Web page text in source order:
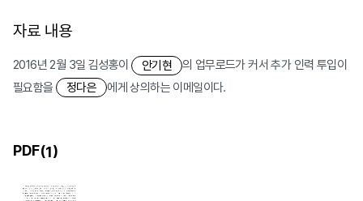
자료 내용
2016년 2월 3일 김성홍이 안기현
의 업무로드가 커서 추가 인력 투입이
필요함을
정다은 에게 상의하는 이메일이다.
PDF(1)